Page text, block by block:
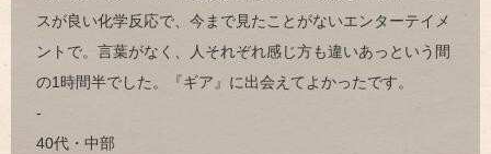
スが良い化学反応で、今まで見たことがないエンターテイメ
ントで。言葉がなく、人それぞれ感じ方も違いあっという間
の1時間半でした。『ギア』に出会えてよかったです。
-
40代・中部